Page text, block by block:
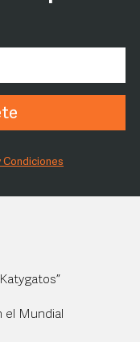
Condiciones
el Mundial